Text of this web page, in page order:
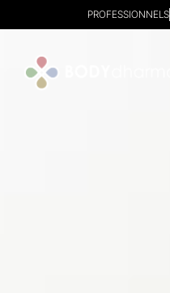
PROFESSIONNELS